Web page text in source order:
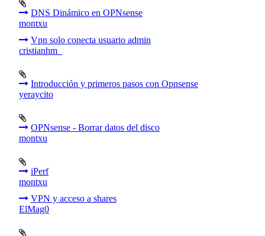
DNS Dinámico en OPNsense
montxu
Vpn solo conecta usuario admin
cristianhm_
Introducción y primeros pasos con Opnsense
yeraycito
OPNsense - Borrar datos del disco
montxu
iPerf
montxu
VPN y acceso a shares
ElMag0